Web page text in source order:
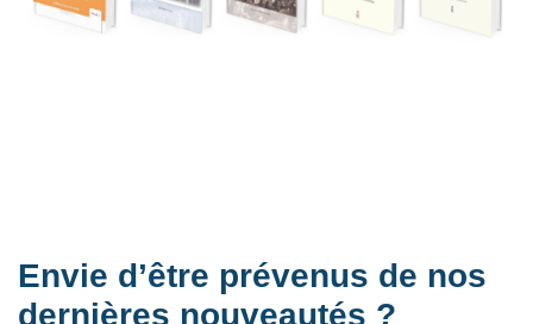
Envie d’être prévenus de nos
dernières nouveautés ?